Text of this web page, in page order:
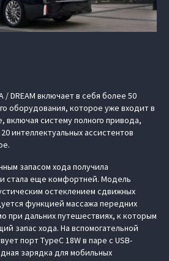
DREAM включает в себя более 50
оборудования, которое уже входит в
включая систему полного привода,
интеллектуальных ассистентов
запасом хода получила
стала еще комфортней. Модель
остеклением сдвижных
функцией массажа передних
при дальних путешествиях, к которым
запас хода. На вспомогательной
порт TypeC 18W в паре с USB-
зарядка для мобильных